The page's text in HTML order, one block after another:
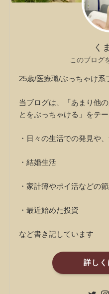
く
このブログ
25歳/医療職/ぶっちゃけ系
当ブログは、「あまり他
とをぶっちゃける」をテ
・日々の生活での発見や
・結婚生活
・家計簿やポイ活などの
・最近始めた投資
など書き記しています
詳しく